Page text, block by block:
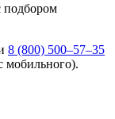
подбором
8 (800) 500–57–35
мобильного).